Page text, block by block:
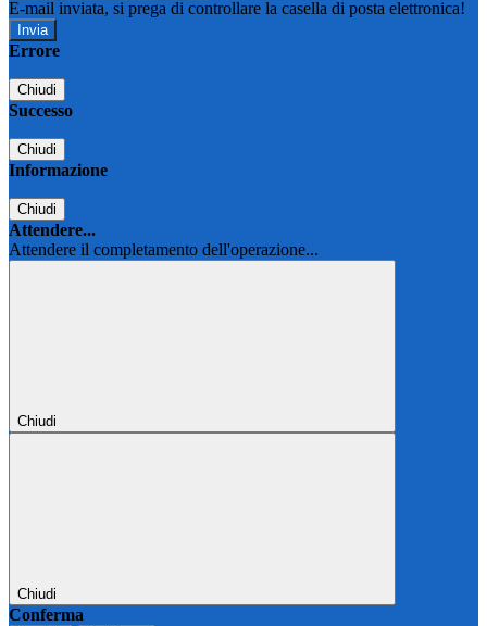
E-mail inviata, si prega di controllare la casella di posta elettronica!
Errore
Chiudi
Successo
Chiudi
Informazione
Chiudi
Attendere...
Attendere il completamento dell'operazione...
Chiudi
Chiudi
Conferma